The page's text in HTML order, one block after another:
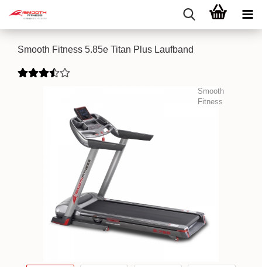
Smooth Fitness 5.85e Titan Plus Laufband
Smooth
Fitness